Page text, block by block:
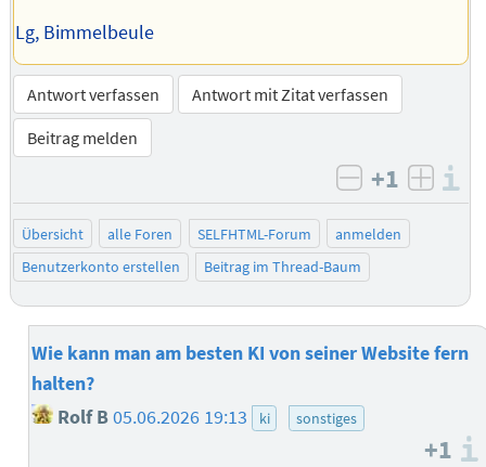
Lg, Bimmelbeule
Antwort verfassen
Antwort mit Zitat verfassen
Beitrag melden
negativ
+1
Übersicht alle Foren SELFHTML-Forum
anmelden
Benutzerkonto erstellen
Beitrag im Thread-Baum
Wie kann man am besten KI von seiner Website fern
halten?
Rolf B05.06.2026 19:13 ki sonstiges
+1